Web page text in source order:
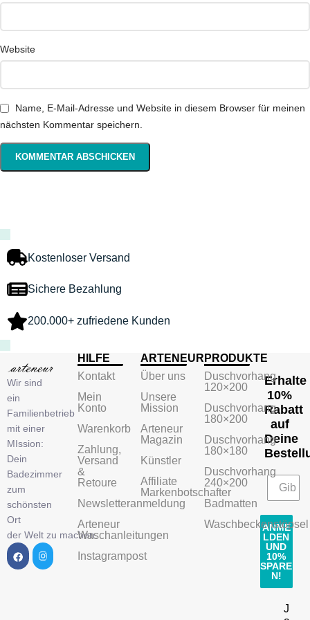
Website
Name, E-Mail-Adresse und Website in diesem Browser für meinen
nächsten Kommentar speichern.
Kostenloser Versand
Sichere Bezahlung
200.000+ zufriedene Kunden
Wir sind
ein
Familienbetrieb
mit einer
MIssion:
Dein
Badezimmer
zum
schönsten
Ort
der Welt zu machen.
HILFE
Kontakt
Mein
Konto
Warenkorb
Zahlung,
Versand
&
Retoure
Newsletteranmeldung
Arteneur
Waschanleitungen
Instagrampost
ARTENEUR
Über uns
Unsere
Mission
Arteneur
Magazin
Künstler
Affiliate
Markenbotschafter
PRODUKTE
Duschvorhang
120×200
Duschvorhang
180×200
Duschvorhang
180×180
Duschvorhang
240×200
Badmatten
Waschbeckenstöpsel
Erhalte
10%
Rabatt
auf
Deine
ANME
LDEN
UND
10%
SPARE
N!
J